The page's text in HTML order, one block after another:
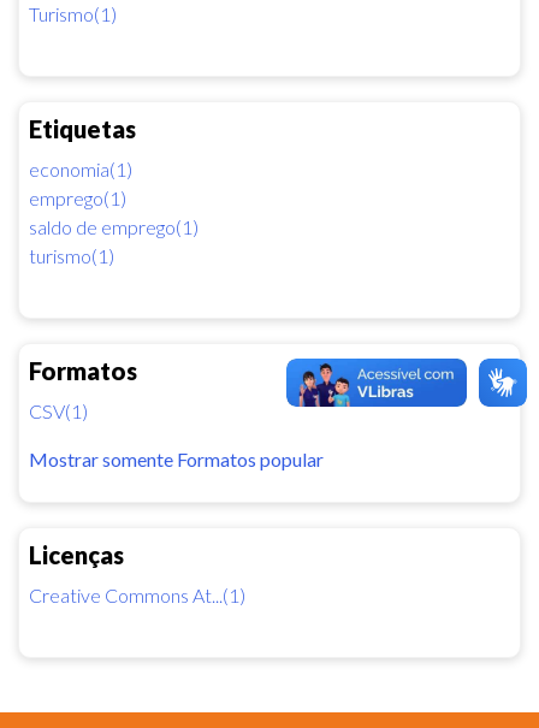
Turismo(1)
Etiquetas
economia(1)
emprego(1)
saldo de emprego(1)
turismo(1)
Formatos
CSV(1)
Mostrar somente Formatos popular
Licenças
Creative Commons At...(1)